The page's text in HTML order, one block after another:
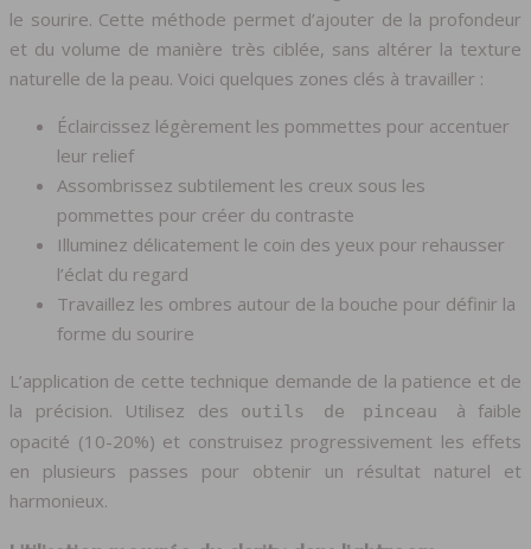
le sourire. Cette méthode permet d’ajouter de la profondeur
et du volume de manière très ciblée, sans altérer la texture
naturelle de la peau. Voici quelques zones clés à travailler :
Éclaircissez légèrement les pommettes pour accentuer
leur relief
Assombrissez subtilement les creux sous les
pommettes pour créer du contraste
Illuminez délicatement le coin des yeux pour rehausser
l’éclat du regard
Travaillez les ombres autour de la bouche pour définir la
forme du sourire
L’application de cette technique demande de la patience et de
la précision. Utilisez des
outils de pinceau à faible
opacité (10-20%) et construisez progressivement les effets
en plusieurs passes pour obtenir un résultat naturel et
harmonieux.